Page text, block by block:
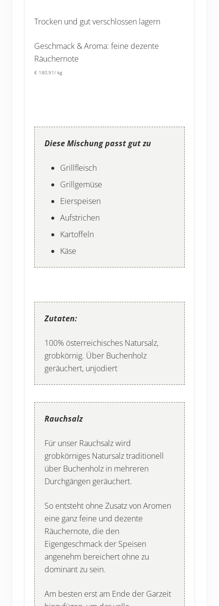
Trocken und gut verschlossen lagern
Geschmack & Aroma: feine dezente
Räuchernote
€ 180,91/ kg
Diese Mischung passt gut zu
Grillfleisch
Grillgemüse
Eierspeisen
Aufstrichen
Kartoffeln
Käse
Zutaten:
100% österreichisches Natursalz,
grobkörnig. Über Buchenholz
geräuchert, unjodiert
Rauchsalz
Für unser Rauchsalz wird
grobkörniges Natursalz traditionell
über Buchenholz in mehreren
Durchgängen geräuchert.
So entsteht ohne Zusatz von Aromen
eine ganz feine und dezente
Räuchernote, die den
Eigengeschmack der Speisen
angenehm bereichert ohne zu
dominant zu sein.
Am besten erst am Ende der Garzeit